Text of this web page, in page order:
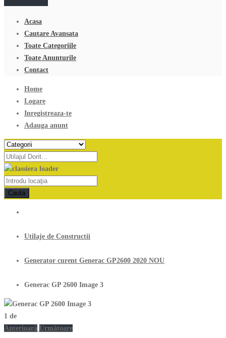
Acasa
Cautare Avansata
Toate Categoriile
Toate Anunturile
Contact
Home
Logare
Inregistreaza-te
Adauga anunt
Cauta
Utilaje de Constructii
Generator curent Generac GP2600 2020 NOU
Generac GP 2600 Image 3
1 de
Anterioară Următoare